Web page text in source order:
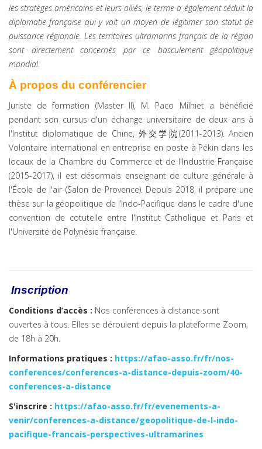
les stratèges américains et leurs alliés, le terme a également séduit la
diplomatie française qui y voit un moyen de légitimer son statut de
puissance régionale. Les territoires ultramarins français de la région
sont directement concernés par ce basculement géopolitique
mondial.
À propos du conférencier
Juriste de formation (Master II), M. Paco Milhiet a bénéficié
pendant son cursus d'un échange universitaire de deux ans à
l'Institut diplomatique de Chine, 外交学院(2011-2013). Ancien
Volontaire international en entreprise en poste à Pékin dans les
locaux de la Chambre du Commerce et de l'Industrie Française
(2015-2017), il est désormais enseignant de culture générale à
l'École de l'air (Salon de Provence). Depuis 2018, il prépare une
thèse sur la géopolitique de l’Indo-Pacifique dans le cadre d'une
convention de cotutelle entre l'Institut Catholique et Paris et
l'Université de Polynésie française.
Inscription
Conditions d’accès : Nos conférences à distance sont
ouvertes à tous. Elles se déroulent depuis la plateforme Zoom,
de 18h à 20h.
Informations pratiques : https://afao-asso.fr/fr/nos-
conferences/conferences-a-distance-depuis-zoom/40-
conferences-a-distance
S'inscrire : https://afao-asso.fr/fr/evenements-a-
venir/conferences-a-distance/geopolitique-de-l-indo-
pacifique-francais-perspectives-ultramarines